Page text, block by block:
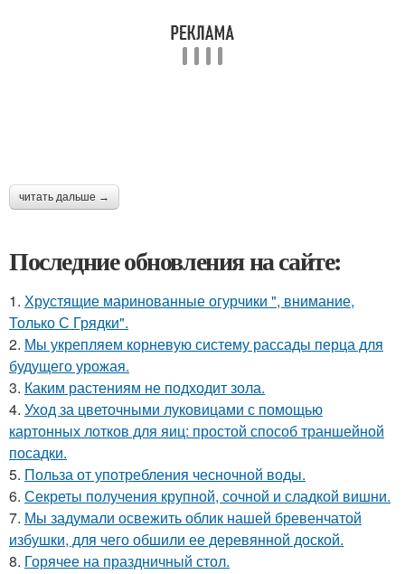
читать дальше →
Последние обновления на сайте:
1. Хрустящие маринованные огурчики ", внимание,
Только С Грядки".
2. Мы укрепляем корневую систему рассады перца для
будущего урожая.
3. Каким растениям не подходит зола.
4. Уход за цветочными луковицами с помощью
картонных лотков для яиц: простой способ траншейной
посадки.
5. Польза от употребления чесночной воды.
6. Секреты получения крупной, сочной и сладкой вишни.
7. Мы задумали освежить облик нашей бревенчатой
избушки, для чего обшили ее деревянной доской.
8. Горячее на праздничный стол.